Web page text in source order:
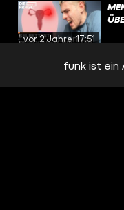
vor 2 Jahren17:51
funk ist ein